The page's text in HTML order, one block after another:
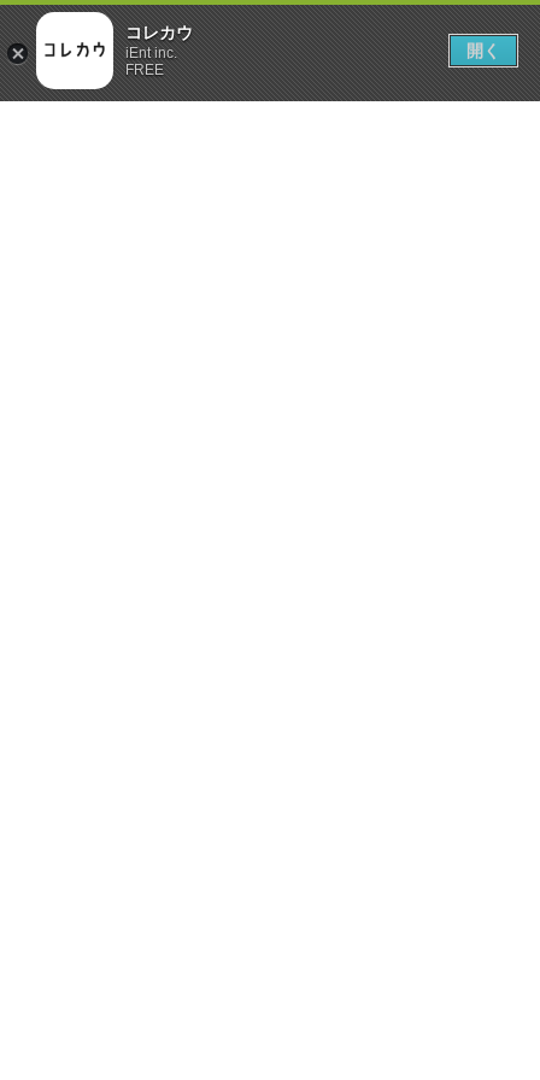
コレカウ
iEnt inc.
FREE
開く